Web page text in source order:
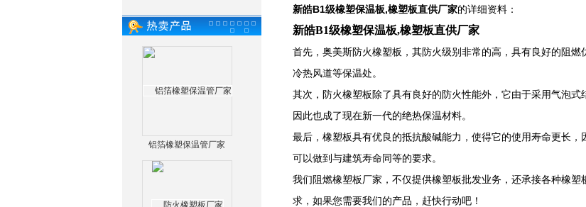
铝箔橡塑保温管厂家
新皓B1级橡塑保温板,橡塑板直供厂家的详细资料：
新皓B1级橡塑保温板,橡塑板直供厂家
首先，奥美斯防火橡塑板，其防火级别非常的高，具有良好的阻燃
冷热风道等保温处。
其次，防火橡塑板除了具有良好的防火性能外，它由于采用气泡式
因此也成了现在新一代的绝热保温材料。
最后，橡塑板具有优良的抵抗酸碱能力，使得它的使用寿命更长
可以做到与建筑寿命同等的要求。
我们阻燃橡塑板厂家，不仅提供橡塑板批发业务，还承接各种橡
求，如果您需要我们的产品，赶快行动吧！